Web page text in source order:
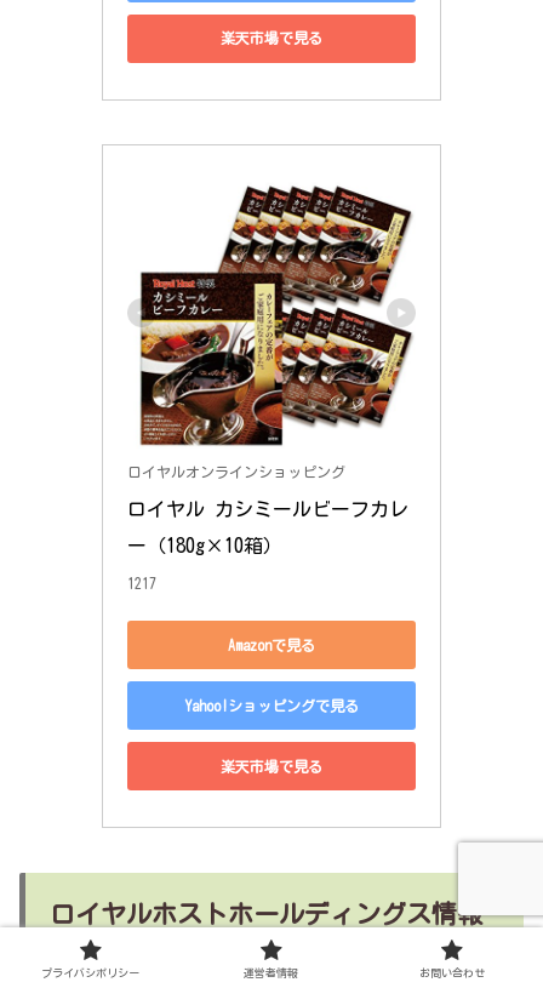
楽天市場で見る
ロイヤルオンラインショッピング
ロイヤル カシミールビーフカレ
ー（180g×10箱）
1217
Amazonで見る
Yahoo!ショッピングで見る
楽天市場で見る
ロイヤルホストホールディングス情報
プライバシポリシー 運営者情報 お問い合わせ